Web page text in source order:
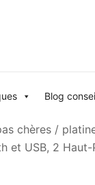
Blog
chères /
et USB, 2